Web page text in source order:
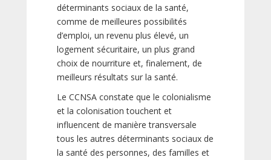
déterminants sociaux de la santé,
comme de meilleures possibilités
d’emploi, un revenu plus élevé, un
logement sécuritaire, un plus grand
choix de nourriture et, finalement, de
meilleurs résultats sur la santé.
Le CCNSA constate que le colonialisme
et la colonisation touchent et
influencent de manière transversale
tous les autres déterminants sociaux de
la santé des personnes, des familles et